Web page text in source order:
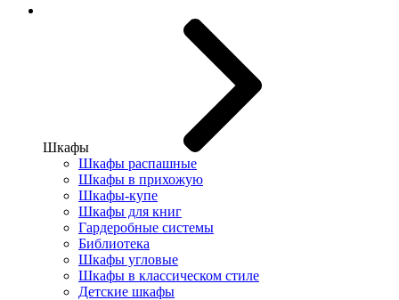
Шкафы
Шкафы распашные
Шкафы в прихожую
Шкафы-купе
Шкафы для книг
Гардеробные системы
Библиотека
Шкафы угловые
Шкафы в классическом стиле
Детские шкафы